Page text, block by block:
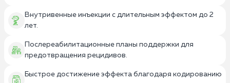
Внутривенные инъекции с длительным эффектом до 2
лет.
Послереабилитационные планы поддержки для
предотвращения рецидивов.
Быстрое достижение эффекта благодаря кодированию